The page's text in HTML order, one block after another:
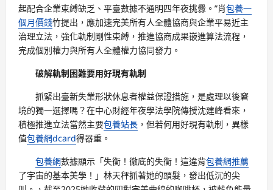
起配合企業束縛缺乏、平臺數據不通明四年夜挑釁。”肖包養一
個月價錢竹提出，應加速完美所有人全體協商與企業平易近主
治理立法，強化軌制剛性束縛，推進協商成果嵌進算法流程，
完成個別權力與所有人全體權力協同發力。
破解軌制困難要用好現有軌制
抓緊出臺新失業形狀休息者權益保證措施，是處理以後窘
境的獨一選擇嗎？在中心財經年夜學法學院傳授沈建峰看來，
積極推進立法當然主要包養站長 ，但若何用好現有軌制，異樣
值包養網dcard得器重。
包養網數據顯示「失衡！徹底的失衡！這違背包養網推薦
了宇宙的基本美學！」林天秤抓著她的頭髮，發出低沉的尖